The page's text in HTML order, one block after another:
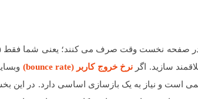
بیشتر
سازید. اگرنرخ خروج کاربر ((bounce rate
است و نیاز به یک بازسازی اساسی دارد. در این